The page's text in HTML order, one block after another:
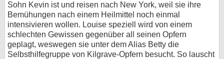
Sohn Kevin ist und reisen nach New York, weil sie ihre
Bemühungen nach einem Heilmittel noch einmal
intensivieren wollen. Louise speziell wird von einem
schlechten Gewissen gegenüber all seinen Opfern
geplagt, weswegen sie unter dem Alias Betty die
Selbsthilfegruppe von Kilgrave-Opfern besucht. So lauscht